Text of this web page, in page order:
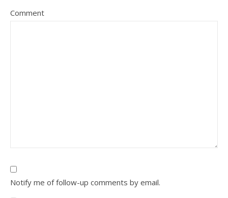
Comment
Notify me of follow-up comments by email.